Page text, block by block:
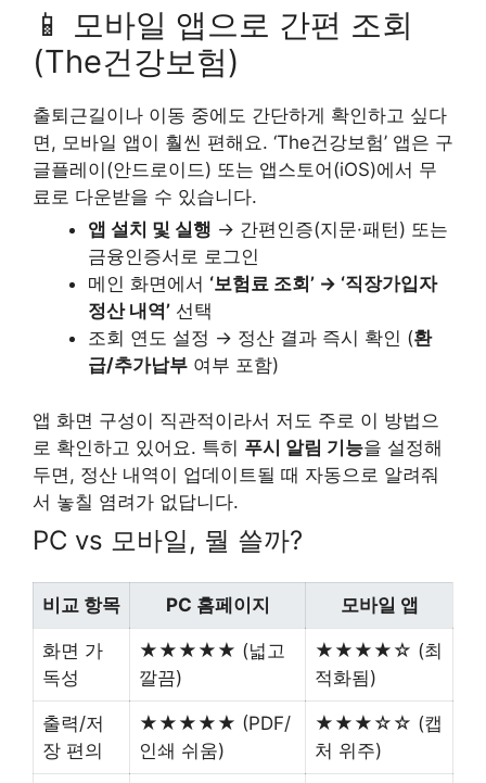
📱 모바일 앱으로 간편 조회
(The건강보험)
출퇴근길이나 이동 중에도 간단하게 확인하고 싶다
면, 모바일 앱이 훨씬 편해요. ‘The건강보험’ 앱은 구
글플레이(안드로이드) 또는 앱스토어(iOS)에서 무
료로 다운받을 수 있습니다.
앱 설치 및 실행 → 간편인증(지문·패턴) 또는
금융인증서로 로그인
메인 화면에서 ‘보험료 조회’ → ‘직장가입자
정산 내역’ 선택
조회 연도 설정 → 정산 결과 즉시 확인 (환
급/추가납부 여부 포함)
앱 화면 구성이 직관적이라서 저도 주로 이 방법으
로 확인하고 있어요. 특히 푸시 알림 기능을 설정해
두면, 정산 내역이 업데이트될 때 자동으로 알려줘
서 놓칠 염려가 없답니다.
PC vs 모바일, 뭘 쓸까?
비교 항목 PC 홈페이지 모바일 앱
화면 가
독성
★★★★★ (넓고
깔끔)
★★★★☆ (최
적화됨)
출력/저
장 편의
★★★★★ (PDF/
인쇄 쉬움)
★★★☆☆ (캡
처 위주)